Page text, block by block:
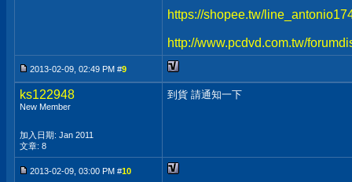
https://shopee.tw/
http://www.pcdvd.com.tw/
2013-02-09, 02:49 PM #9
ks122948
New Member
加入日期: Jan 2011
文章: 8
到貨 請通知一下
2013-02-09, 03:00 PM #10